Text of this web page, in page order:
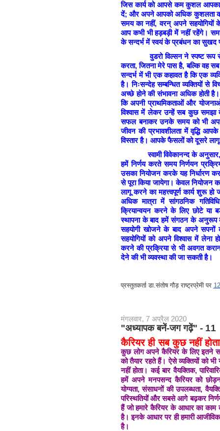
जिस कार्य को आपसे कम कुशल आपका
दें; और अपने आपको अधिक कुशलता की
समय का नहीं, वरन् अपने
आप कभी भी हड़बड़ी में नहीं रहेंगे।
के सन्दर्भ में स्वयं के प्रबंधन का सुखद
वुडरो विल्सन ने स्पष्ट रूप से
करता, जितना मेरे पास है, बल्कि वह
सन्दर्भ में भी एक कहावत है कि एक
है। निःसन्देह सम्बन्धित व्यक्तियों से
अच्छे होने की संभावना अधिक होती
कि अपनी प्राथमिकताओं और
विश्वास में लेकर उन्हें सब कुछ
सफल बनाकर उनके समय को भी
जीवन की प्रभावशीलता में वृद्धि
विस्तार है। आपके फैसलों को दूसरे
स्वामी विवेकानन्द के अनुसार,
हमें निर्णय करते समय निर्णयन
उसका नियोजन करके यह निर्धारण
से पूरा किया जायेगा। केवल नियोजन
लागू करने का महत्त्वपूर्ण कार्य शुरू
अधिक मात्रा में सांगठनिक
क्रियान्वयन करने के लिए छोटे या
स्थापना के बाद हमें संगठन के अनुरूप
सहयोगी खोजने के बाद अपने सपनों
सहयोगियों को अपने विश्वास में लेना
करने की प्रक्रिया से भी अवगत
देने की भी व्यवस्था की जा सकती है।
प्रस्तुतकर्ताडा.संतोष गौड़ राष्ट्रप्रेमी पर
मंगलवार, 7 अप्रैल 2020
"अध्यापक बनें-जग गढ़ें" - 11
कैरियर ही सब कुछ नहीं होता
कुछ लोग अपने कैरियर के लिए इतने
को तैयार रहते हैं। ऐसे व्यक्तियों को
नहीं होता। कई बार वैयक्तिक,
हमें अपने मनपसन्द कैरियर को
योग्यता, संसाधनों की उपलब्धता,
परिस्थतियों और सबसे आगे बढ़कर
हैं जो हमारे कैरियर के आधार का
है। इनके आधार पर ही हमारी
है।